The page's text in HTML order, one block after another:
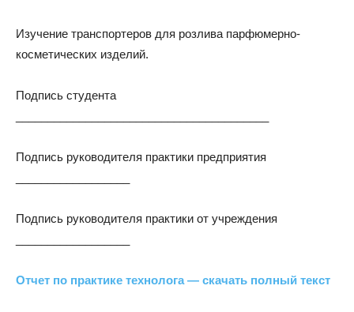
Изучение транспортеров для розлива парфюмерно-
косметических изделий.
Подпись студента
Подпись руководителя практики предприятия
Подпись руководителя практики от учреждения
Отчет по практике технолога — скачать полный текст